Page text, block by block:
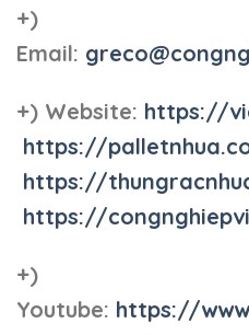
+)
Email:
+) Website: https://
https://
https://
https://
+)
Youtube: https://